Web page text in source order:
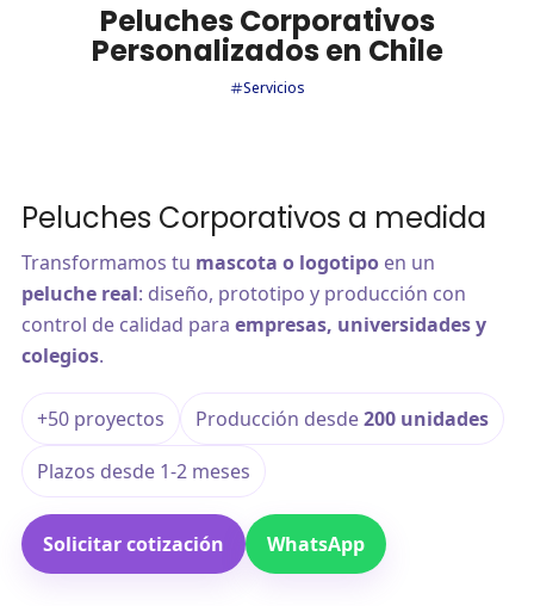
Peluches Corporativos
Personalizados en Chile
Servicios
Peluches Corporativos a medida
Transformamos tu mascota o logotipo en un
peluche real: diseño, prototipo y producción con
control de calidad para empresas, universidades y
colegios.
+50 proyectos Producción desde200 unidades
Plazos desde 1-2 meses
Solicitar cotización WhatsApp